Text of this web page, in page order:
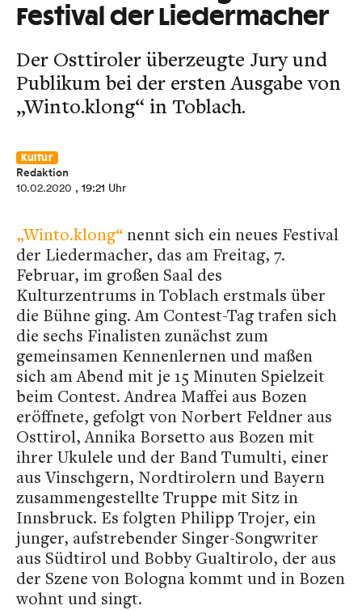
Festival der Liedermacher
Der Osttiroler überzeugte Jury und
Publikum bei der ersten Ausgabe von
„Winto.klong“ in Toblach.
Kultur
Redaktion
10.02.2020 , 19:21 Uhr
„Winto.klong“ nennt sich ein neues Festival
der Liedermacher, das am Freitag, 7.
Februar, im großen Saal des
Kulturzentrums in Toblach erstmals über
die Bühne ging. Am Contest-Tag trafen sich
die sechs Finalisten zunächst zum
gemeinsamen Kennenlernen und maßen
sich am Abend mit je 15 Minuten Spielzeit
beim Contest. Andrea Maffei aus Bozen
eröffnete, gefolgt von Norbert Feldner aus
Osttirol, Annika Borsetto aus Bozen mit
ihrer Ukulele und der Band Tumulti, einer
aus Vinschgern, Nordtirolern und Bayern
zusammengestellte Truppe mit Sitz in
Innsbruck. Es folgten Philipp Trojer, ein
junger, aufstrebender Singer-Songwriter
aus Südtirol und Bobby Gualtirolo, der aus
der Szene von Bologna kommt und in Bozen
wohnt und singt.